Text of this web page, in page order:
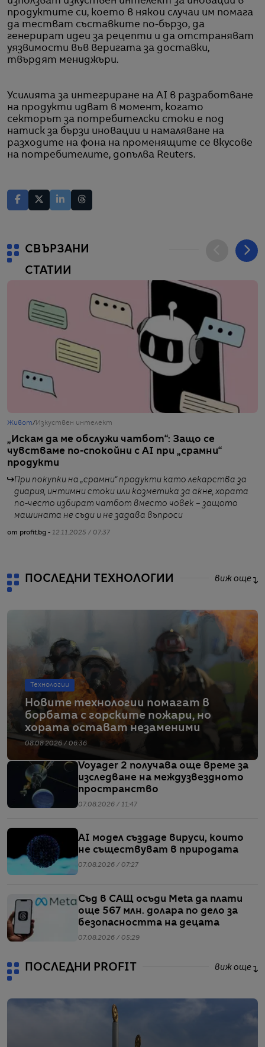
продуктите си, което в някои случаи им помага
да тестват съставките по-бързо, да
генерират идеи за рецепти и да отстраняват
уязвимости във веригата за доставки,
твърдят мениджъри.
Усилията за интегриране на AI в разработване
на продукти идват в момент, когато
секторът за потребителски стоки е под
натиск за бързи иновации и намаляване на
разходите на фона на променящите се вкусове
на потребителите, допълва Reuters.
СВЪРЗАНИ
СТАТИИ
Живот/ Изкуствен интелект
„Искам да ме обслужи чатбот“: Защо се
чувстваме по-спокойни с AI при „срамни“
продукти
При покупки на „срамни“ продукти като лекарства за
диария, интимни стоки или козметика за акне, хората
по-често избират чатбот вместо човек – защото
машината не съди и не задава въпроси
от profit.bg - 12.11.2025 / 07:37
ПОСЛЕДНИ ТЕХНОЛОГИИ виж още
Технологии
Новите технологии помагат в
борбата с горските пожари, но
хората остават незаменими
08.08.2026 / 06:36
Voyager 2 получава още време за
изследване на междузвездното
пространство
07.08.2026 / 11:47
AI модел създаде вируси, които
не съществуват в природата
07.08.2026 / 07:27
Съд в САЩ осъди Meta да плати
още 567 млн. долара по дело за
безопасността на децата
07.08.2026 / 05:29
ПОСЛЕДНИ PROFIT виж още